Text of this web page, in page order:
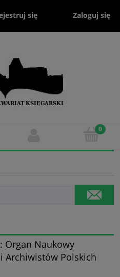
się Zaloguj się
Organ Naukowy
Archiwistów Polskich